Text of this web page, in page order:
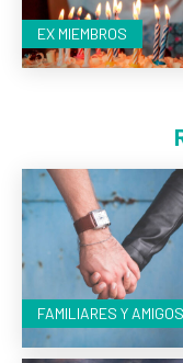
EX MIEMBROS
FAMILIARES Y AMIGOS